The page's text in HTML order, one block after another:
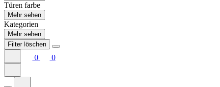
Türen farbe
Mehr sehen
Kategorien
Mehr sehen
Filter löschen
0 0